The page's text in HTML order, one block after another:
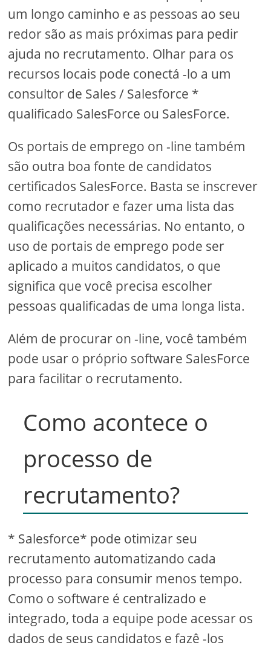
um longo caminho e as pessoas ao seu
redor são as mais próximas para pedir
ajuda no recrutamento. Olhar para os
recursos locais pode conectá -lo a um
consultor de Sales / Salesforce *
qualificado SalesForce ou SalesForce.
Os portais de emprego on -line também
são outra boa fonte de candidatos
certificados SalesForce. Basta se inscrever
como recrutador e fazer uma lista das
qualificações necessárias. No entanto, o
uso de portais de emprego pode ser
aplicado a muitos candidatos, o que
significa que você precisa escolher
pessoas qualificadas de uma longa lista.
Além de procurar on -line, você também
pode usar o próprio software SalesForce
para facilitar o recrutamento.
Como acontece o
processo de
recrutamento?
* Salesforce* pode otimizar seu
recrutamento automatizando cada
processo para consumir menos tempo.
Como o software é centralizado e
integrado, toda a equipe pode acessar os
dados de seus candidatos e fazê -los